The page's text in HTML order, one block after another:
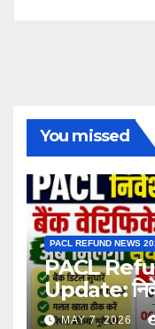
You missed
PACL REFUND NEWS
PACL
Update:
MAY 7, 2026